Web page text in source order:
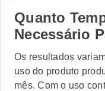
Quanto
Necessário
Os resultados
uso do produto
mês. Com o uso